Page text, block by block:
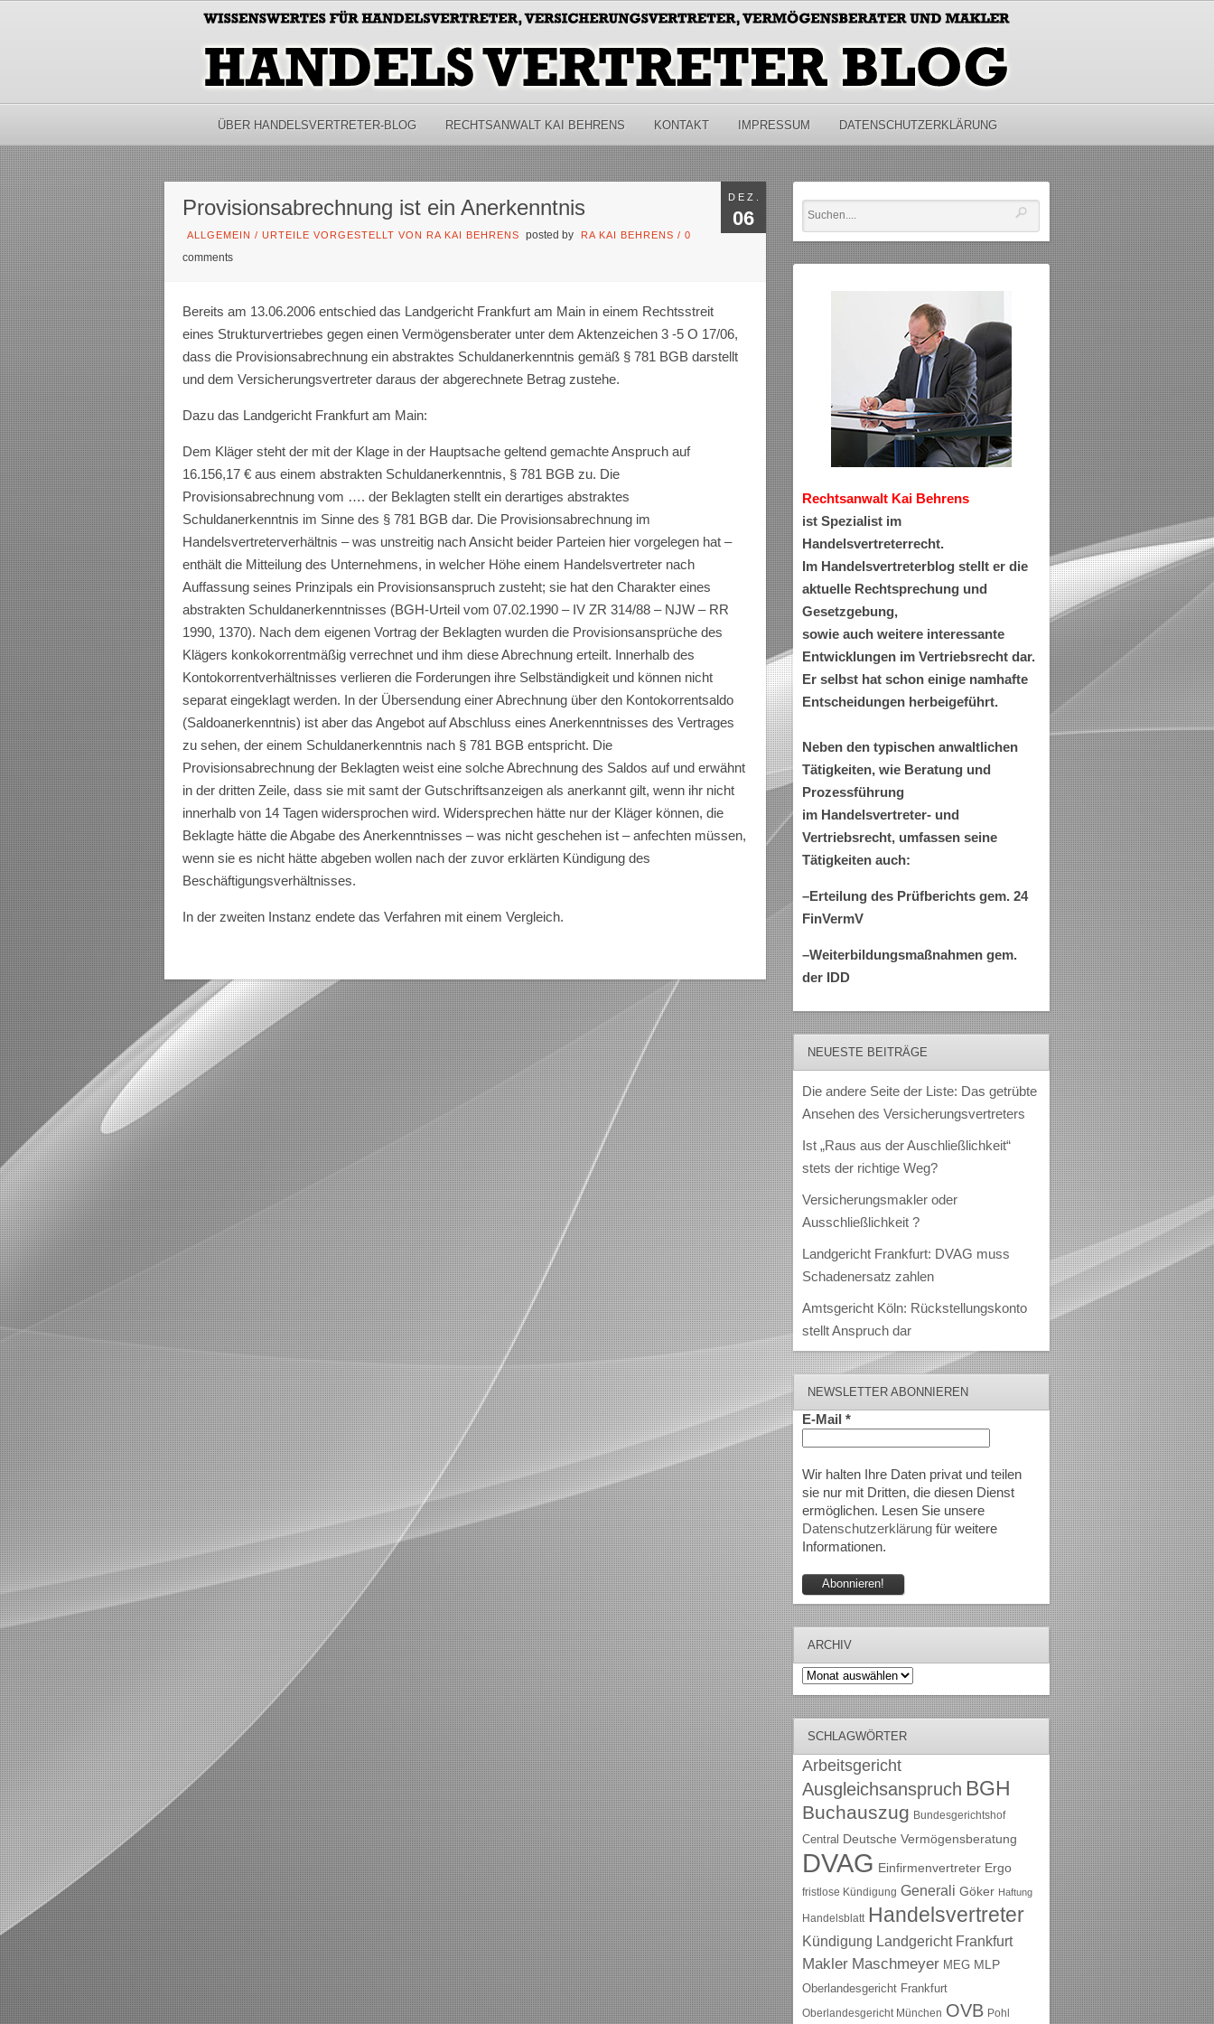
ÜBER HANDELSVERTRETER-BLOG RECHTSANWALT KAI BEHRENS KONTAKT IMPRESSUM DATENSCHUTZERKLÄRUNG
DEZ.
06
Provisionsabrechnung ist ein Anerkenntnis
ALLGEMEIN /URTEILE VORGESTELLT VON RA KAI BEHRENS posted by RA KAI BEHRENS /0
comments
Bereits am 13.06.2006 entschied das Landgericht Frankfurt am Main in einem Rechtsstreit
eines Strukturvertriebes gegen einen Vermögensberater unter dem Aktenzeichen 3 -5 O 17/06,
dass die Provisionsabrechnung ein abstraktes Schuldanerkenntnis gemäß § 781 BGB darstellt
und dem Versicherungsvertreter daraus der abgerechnete Betrag zustehe.
Dazu das Landgericht Frankfurt am Main:
Dem Kläger steht der mit der Klage in der Hauptsache geltend gemachte Anspruch auf
16.156,17 € aus einem abstrakten Schuldanerkenntnis, § 781 BGB zu. Die
Provisionsabrechnung vom …. der Beklagten stellt ein derartiges abstraktes
Schuldanerkenntnis im Sinne des § 781 BGB dar. Die Provisionsabrechnung im
Handelsvertreterverhältnis – was unstreitig nach Ansicht beider Parteien hier vorgelegen hat –
enthält die Mitteilung des Unternehmens, in welcher Höhe einem Handelsvertreter nach
Auffassung seines Prinzipals ein Provisionsanspruch zusteht; sie hat den Charakter eines
abstrakten Schuldanerkenntnisses (BGH-Urteil vom 07.02.1990 – IV ZR 314/88 – NJW – RR
1990, 1370). Nach dem eigenen Vortrag der Beklagten wurden die Provisionsansprüche des
Klägers konkokorrentmäßig verrechnet und ihm diese Abrechnung erteilt. Innerhalb des
Kontokorrentverhältnisses verlieren die Forderungen ihre Selbständigkeit und können nicht
separat eingeklagt werden. In der Übersendung einer Abrechnung über den Kontokorrentsaldo
(Saldoanerkenntnis) ist aber das Angebot auf Abschluss eines Anerkenntnisses des Vertrages
zu sehen, der einem Schuldanerkenntnis nach § 781 BGB entspricht. Die
Provisionsabrechnung der Beklagten weist eine solche Abrechnung des Saldos auf und erwähnt
in der dritten Zeile, dass sie mit samt der Gutschriftsanzeigen als anerkannt gilt, wenn ihr nicht
innerhalb von 14 Tagen widersprochen wird. Widersprechen hätte nur der Kläger können, die
Beklagte hätte die Abgabe des Anerkenntnisses – was nicht geschehen ist – anfechten müssen,
wenn sie es nicht hätte abgeben wollen nach der zuvor erklärten Kündigung des
Beschäftigungsverhältnisses.
In der zweiten Instanz endete das Verfahren mit einem Vergleich.
Rechtsanwalt Kai Behrens
ist Spezialist im
Handelsvertreterrecht.
Im Handelsvertreterblog stellt er die
aktuelle Rechtsprechung und
Gesetzgebung,
sowie auch weitere interessante
Entwicklungen im Vertriebsrecht dar.
Er selbst hat schon einige namhafte
Entscheidungen herbeigeführt.
Neben den typischen anwaltlichen
Tätigkeiten, wie Beratung und
Prozessführung
im Handelsvertreter- und
Vertriebsrecht, umfassen seine
Tätigkeiten auch:
–Erteilung des Prüfberichts gem. 24
FinVermV
–Weiterbildungsmaßnahmen gem.
der IDD
NEUESTE BEITRÄGE
Die andere Seite der Liste: Das getrübte
Ansehen des Versicherungsvertreters
Ist „Raus aus der Auschließlichkeit“
stets der richtige Weg?
Versicherungsmakler oder
Ausschließlichkeit ?
Landgericht Frankfurt: DVAG muss
Schadenersatz zahlen
Amtsgericht Köln: Rückstellungskonto
stellt Anspruch dar
NEWSLETTER ABONNIEREN
E-Mail *
Wir halten Ihre Daten privat und teilen
sie nur mit Dritten, die diesen Dienst
ermöglichen. Lesen Sie unsere
Datenschutzerklärungfür weitere
Informationen.
ARCHIV
Archiv
SCHLAGWÖRTER
Arbeitsgericht
Ausgleichsanspruch BGH
Buchauszug Bundesgerichtshof
Central Deutsche Vermögensberatung
DVAG Einfirmenvertreter Ergo
fristlose Kündigung Generali Göker Haftung
Handelsblatt Handelsvertreter
Kündigung Landgericht Frankfurt
Makler Maschmeyer MEG MLP
Oberlandesgericht Frankfurt
Oberlandesgericht München OVB Pohl